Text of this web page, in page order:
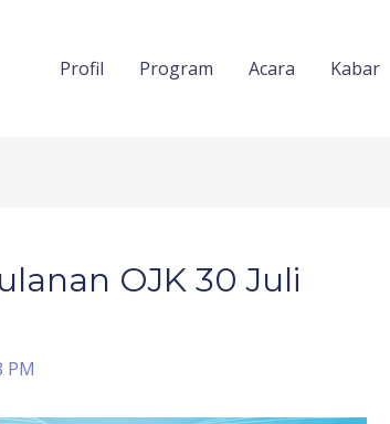
Profil Program Acara Kabar
OJK 30 Juli
PM